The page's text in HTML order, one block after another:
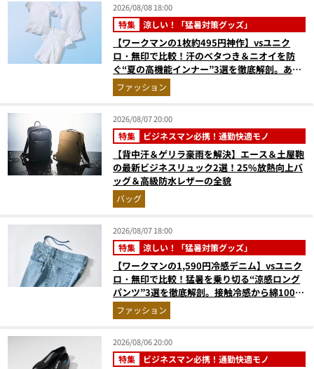
2026/08/08 18:00
特集 涼しい！「猛暑対策グッズ」
【ワークマンの1枚約495円神作】vsユニク
ロ・無印で比較！汗のベタつき＆ニオイを防
ぐ“夏の高機能インナー”3選を徹底解剖。あな
たに最適な1着は？
ファッション
2026/08/07 20:00
特集 ビジネスマン必携！通勤快適モノ
【背中汗＆ゲリラ豪雨を解決】エース＆土屋鞄
の最新ビジネスリュック2選！25%放熱向上バ
ッグ＆高級防水レザーの全貌
バッグ
2026/08/07 18:00
特集 涼しい！「猛暑対策グッズ」
【ワークマンの1,590円冷感デニム】vsユニク
ロ・無印で比較！猛暑を乗り切る“涼感ロング
パンツ”3選を徹底解剖。接触冷感から綿100%
まで決定版
ファッション
2026/08/06 20:00
特集 ビジネスマン必携！通勤快適モノ